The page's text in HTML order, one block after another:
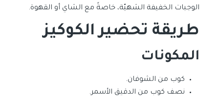
الوجبات الخفيفة الشهيّة، خاصةً مع الشاي أو القهوة.
طريقة تحضير الكوكيز
المكونات
كوب من الشوفان.
نصف كوب من الدقيق الأسمر.